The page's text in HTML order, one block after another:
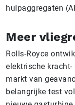
hulpaggregaten
Meer
Rolls-Royce
elektrische
markt van
belangrijke test